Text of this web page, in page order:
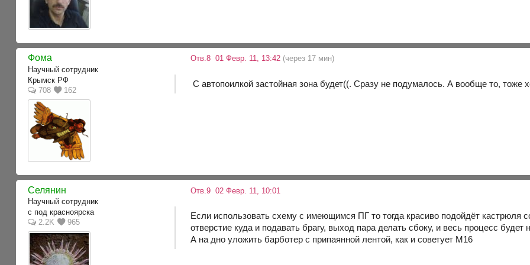
Фома
Научный сотрудник
Крымск РФ
708
162
Отв.8 01 Февр. 11, 13:42 (через 17 мин)
С автопоилкой застойная зона будет((. Сразу не подумалось. А вообще то, тоже
Селянин
Научный сотрудник
с под красноярска
2.2K
965
Отв.9 02 Февр. 11, 10:01
Если использовать схему с имеющимся ПГ то тогда красиво подойдёт кастрюля
отверстие куда и подавать брагу, выход пара делать сбоку, и весь процесс
А на дно уложить барботер с припаянной лентой, как и советует М16